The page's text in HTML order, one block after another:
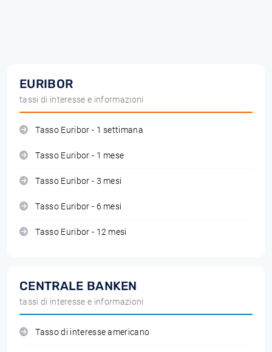
EURIBOR
tassi di interesse e informazioni
Tasso Euribor - 1 settimana
Tasso Euribor - 1 mese
Tasso Euribor - 3 mesi
Tasso Euribor - 6 mesi
Tasso Euribor - 12 mesi
CENTRALE BANKEN
tassi di interesse e informazioni
Tasso di interesse americano